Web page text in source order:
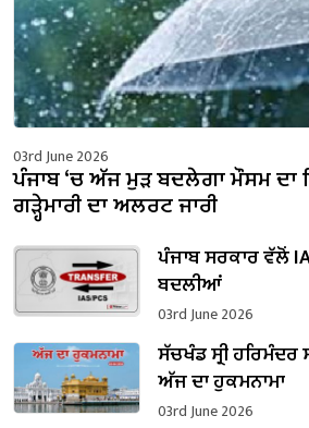
03rd June 2026
ਪੰਜਾਬ ‘ਚ ਅੱਜ ਮੁੜ ਬਦਲੇਗਾ ਮੌਸਮ ਦਾ
ਗੜ੍ਹੇਮਾਰੀ ਦਾ ਅਲਰਟ ਜਾਰੀ
ਪੰਜਾਬ ਸਰਕਾਰ ਵੱਲੋਂ
ਬਦਲੀਆਂ
03rd June 2026
ਸੱਚਖੰਡ ਸ੍ਰੀ ਹਰਿਮੰਦਰ
ਅੱਜ ਦਾ ਹੁਕਮਨਾਮਾ
03rd June 2026